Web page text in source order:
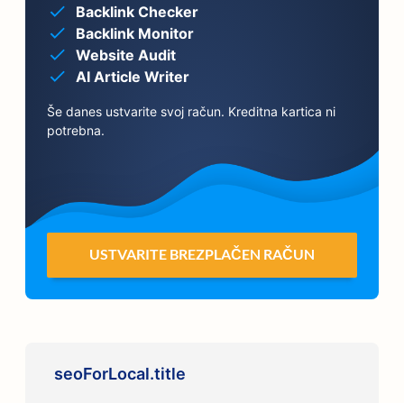
Backlink Checker
Backlink Monitor
Website Audit
AI Article Writer
Še danes ustvarite svoj račun. Kreditna kartica ni
potrebna.
USTVARITE BREZPLAČEN RAČUN
seoForLocal.title